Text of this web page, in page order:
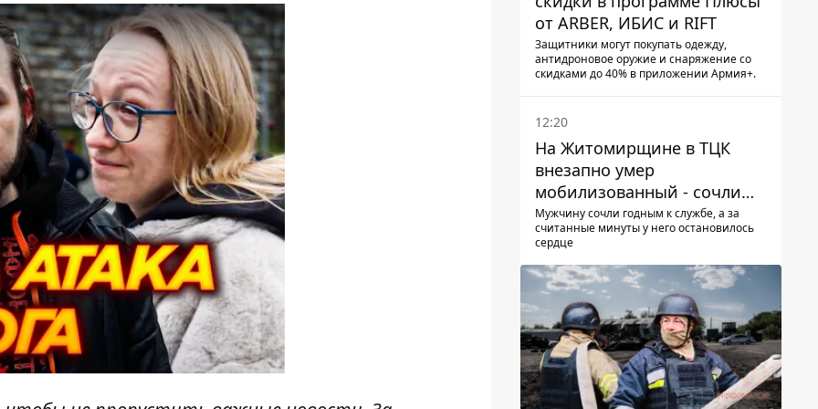
от ARBER, ИБИС и RIFT
Защитники могут покупать одежду,
антидроновое оружие и снаряжение со
скидками до 40% в приложении Армия+.
12:20
На Житомирщине в ТЦК
внезапно умер
мобилизованный - сочли
годным и сразу
остановилось сердце
Мужчину сочли годным к службе, а за
считанные минуты у него остановилось
сердце